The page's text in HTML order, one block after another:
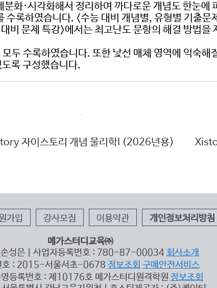
화·시각화해서 정리하여 까다로운 개념도 한눈
수록하였습니다. <수능 대비 개념별, 유형별 기출
비 문제 특강>에서는 최고난도 문항의 해결 방법을
두 수록하였습니다. 또한 낯선 매체 영역에 익숙
록 구성했습니다.
자이스토리 개념 물리학I (2026년용)
가입 강사모집 이용약관 개인정보처리방침
메가스터디교육㈜
손성은 | 사업자등록번호 : 780-87-00034회사소개
호 : 2015-서울서초-0678 정보조회 구매안전서비스
영등록번호 : 제10176호 메가스터디원격학원 정보조회